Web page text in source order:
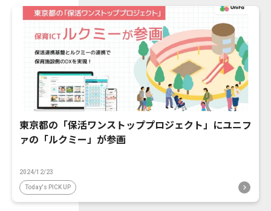
東京都の「保活ワンストッププロジェクト」にユニフ
ァの「ルクミー」が参画
2024/12/23
Today's PICK UP